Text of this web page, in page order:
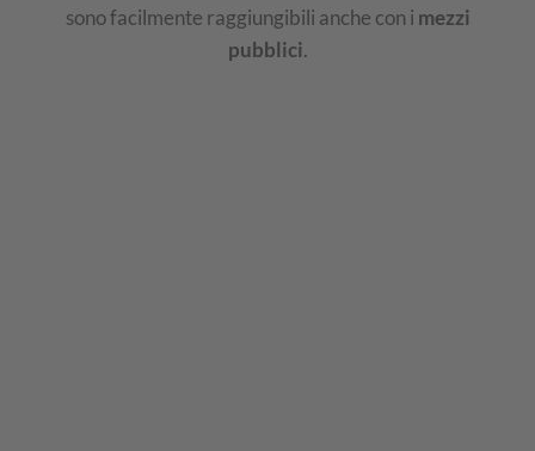
sono facilmente raggiungibili anche con i mezzi
pubblici.